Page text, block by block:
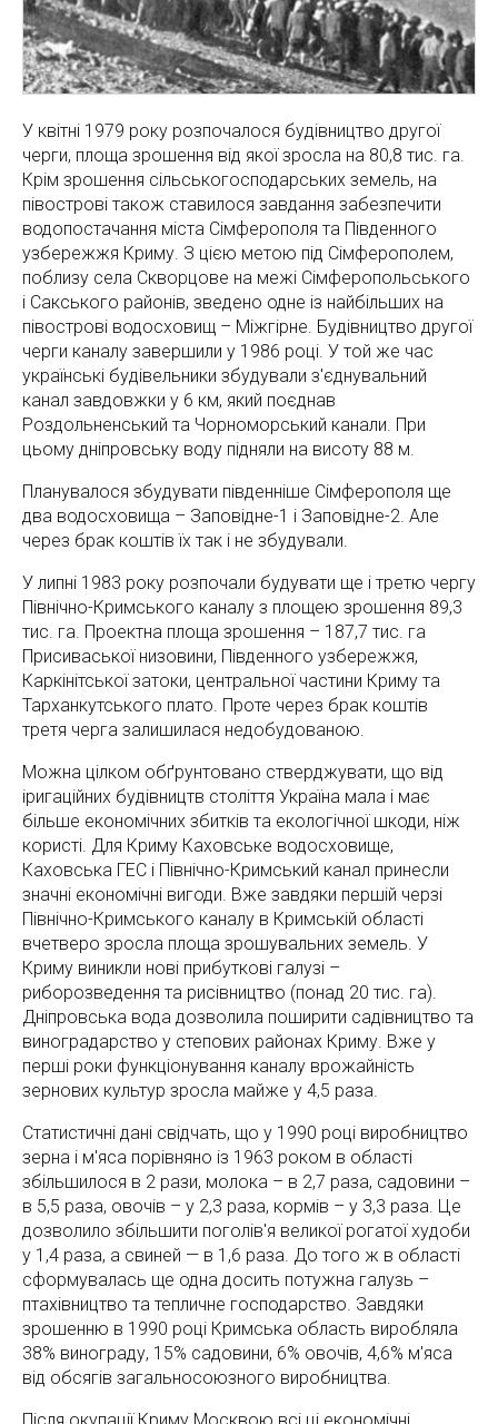
У квітні 1979 року розпочалося будівництво другої
черги, площа зрошення від якої зросла на 80,8 тис. га.
Крім зрошення сільськогосподарських земель, на
півострові також ставилося завдання забезпечити
водопостачання міста Сімферополя та Південного
узбережжя Криму. З цією метою під Сімферополем,
поблизу села Скворцове на межі Сімферопольського
і Сакського районів, зведено одне із найбільших на
півострові водосховищ – Міжгірне. Будівництво другої
черги каналу завершили у 1986 році. У той же час
українські будівельники збудували з'єднувальний
канал завдовжки у 6 км, який поєднав
Роздольненський та Чорноморський канали. При
цьому дніпровську воду підняли на висоту 88 м.
Планувалося збудувати південніше Сімферополя ще
два водосховища – Заповідне-1 і Заповідне-2. Але
через брак коштів їх так і не збудували.
У липні 1983 року розпочали будувати ще і третю чергу
Північно-Кримського каналу з площею зрошення 89,3
тис. га. Проектна площа зрошення – 187,7 тис. га
Присиваської низовини, Південного узбережжя,
Каркінітської затоки, центральної частини Криму та
Тарханкутського плато. Проте через брак коштів
третя черга залишилася недобудованою.
Можна цілком обґрунтовано стверджувати, що від
іригаційних будівництв століття Україна мала і має
більше економічних збитків та екологічної шкоди, ніж
користі. Для Криму Каховське водосховище,
Каховська ГЕС і Північно-Кримський канал принесли
значні економічні вигоди. Вже завдяки першій черзі
Північно-Кримського каналу в Кримській області
вчетверо зросла площа зрошувальних земель. У
Криму виникли нові прибуткові галузі –
риборозведення та рисівництво (понад 20 тис. га).
Дніпровська вода дозволила поширити садівництво та
виноградарство у степових районах Криму. Вже у
перші роки функціонування каналу врожайність
зернових культур зросла майже у 4,5 раза.
Статистичні дані свідчать, що у 1990 році виробництво
зерна і м'яса порівняно із 1963 роком в області
збільшилося в 2 рази, молока – в 2,7 раза, садовини –
в 5,5 раза, овочів – у 2,3 раза, кормів – у 3,3 раза. Це
дозволило збільшити поголів'я великої рогатої худоби
у 1,4 раза, а свиней — в 1,6 раза. До того ж в області
сформувалась ще одна досить потужна галузь –
птахівництво та тепличне господарство. Завдяки
зрошенню в 1990 році Кримська область виробляла
38% винограду, 15% садовини, 6% овочів, 4,6% м'яса
від обсягів загальносоюзного виробництва.